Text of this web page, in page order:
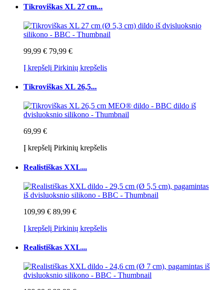
Tikroviškas XL 27 cm...
99,99 € 79,99 €
Į krepšelį Pirkinių krepšelis
Tikroviškas XL 26,5...
69,99 €
Į krepšelį Pirkinių krepšelis
Realistiškas XXL...
109,99 € 89,99 €
Į krepšelį Pirkinių krepšelis
Realistiškas XXL...